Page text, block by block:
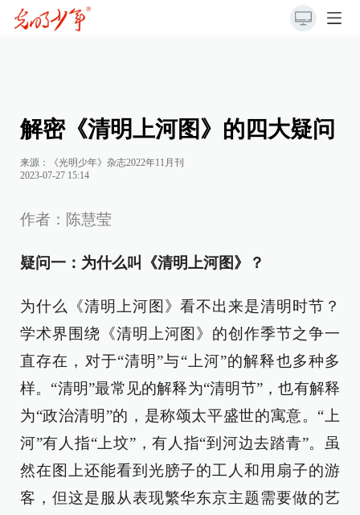
解密《清明上河图》的四大疑问
来源：《光明少年》杂志2022年11月刊
2023-07-27 15:14
作者：陈慧莹
疑问一：为什么叫《清明上河图》？
为什么《清明上河图》看不出来是清明时节？
学术界围绕《清明上河图》的创作季节之争一
直存在，对于“清明”与“上河”的解释也多种多
样。“清明”最常见的解释为“清明节”，也有解释
为“政治清明”的，是称颂太平盛世的寓意。“上
河”有人指“上坟”，有人指“到河边去踏青”。虽
然在图上还能看到光膀子的工人和用扇子的游
客，但这是服从表现繁华东京主题需要做的艺